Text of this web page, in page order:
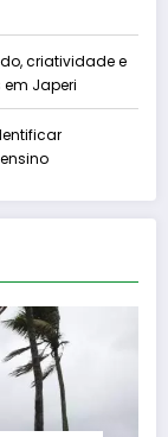
criatividade e
Japeri